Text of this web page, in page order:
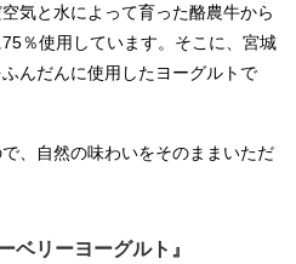
気と水によって育った酪農牛から
％使用しています。そこに、宮城
んだんに使用したヨーグルトで
、自然の味わいをそのままいただ
リーヨーグルト』